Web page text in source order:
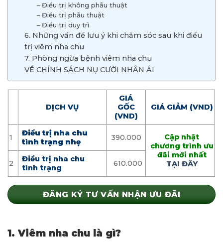
– Điều trị không phẫu thuật
– Điều trị phẫu thuật
– Điều trị duy trì
6. Những vấn đề lưu ý khi chăm sóc sau khi điều
trị viêm nha chu
7. Phòng ngừa bệnh viêm nha chu
VỀ CHÍNH SÁCH NỤ CƯỜI NHÂN ÁI
DỊCH VỤ
GIÁ
GỐC
(VND)
GIÁ GIẢM (VND)
1
Điều trị nha chu
tình trạng nhẹ
390.000
Cập nhật
chương trình ưu
đãi mới nhất
TẠI ĐÂY
2
Điều trị nha chu
tình trạng
610.000
ĐĂNG KÝ TƯ VẤN NHẬN ƯU ĐÃI
1. Viêm nha chu là gì?